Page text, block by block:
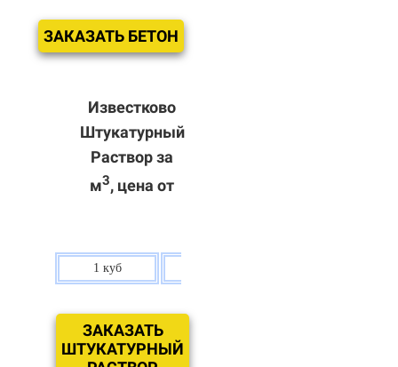
ЗАКАЗАТЬ БЕТОН
Известково
Штукатурный
Раствор за
м3, цена от
1 куб
ЗАКАЗАТЬ
ШТУКАТУРНЫЙ